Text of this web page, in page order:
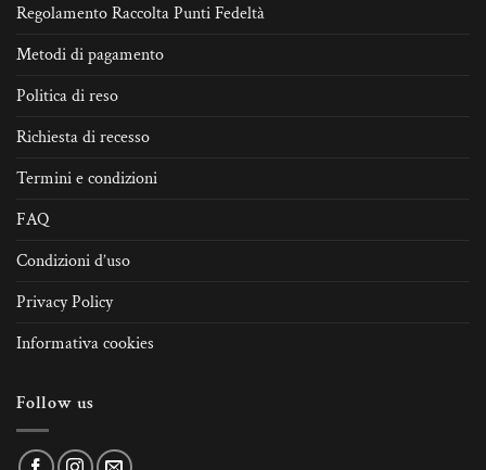
Regolamento Raccolta Punti Fedeltà
Metodi di pagamento
Politica di reso
Richiesta di recesso
Termini e condizioni
FAQ
Condizioni d’uso
Privacy Policy
Informativa cookies
Follow us